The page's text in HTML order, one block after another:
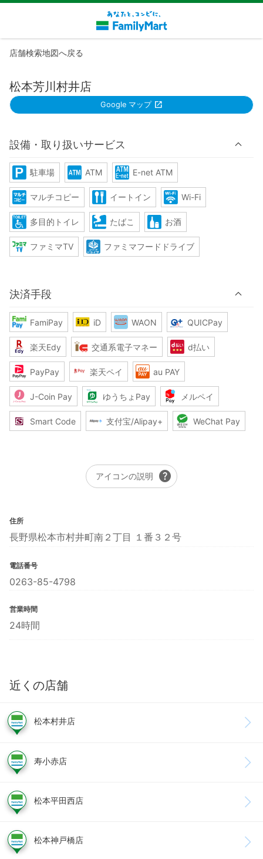
店舗検索地図へ戻る
松本芳川村井店
Google マップ
設備・取り扱いサービス
駐車場 ATM E-net ATM
マルチコピー イートイン Wi-Fi
多目的トイレ たばこ お酒
ファミマTV ファミマフードドライブ
決済手段
FamiPay iD WAON QUICPay
楽天Edy 交通系電子マネー d払い
PayPay 楽天ペイ au PAY
J-Coin Pay ゆうちょPay メルペイ
Smart Code 支付宝/Alipay+ WeChat Pay
アイコンの説明 help
住所
長野県松本市村井町南２丁目 １番３２号
電話番号
0263-85-4798
営業時間
24時間
近くの店舗
松本村井店
寿小赤店
松本平田西店
松本神戸橋店